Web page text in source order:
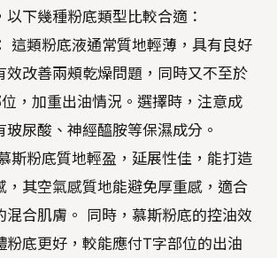
下幾種粉底類型比較合適：
這類粉底液通常質地輕薄，具有良好
效改善兩頰乾燥問題，同時又不至於
，加重出油情況。選擇時，注意成
玻尿酸、神經醯胺等保濕成分。
斯粉底質地輕盈，延展性佳，能打造
，其空氣感質地能避免厚重感，適合
混合肌膚。 同時，慕斯粉底的控油效
粉底更好，較能應付T字部位的出油